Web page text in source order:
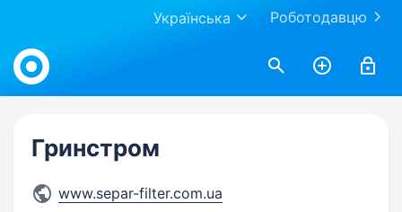
Роботодавцю
Українська
Work.ua
Гринстром
www.separ-filter.com.ua